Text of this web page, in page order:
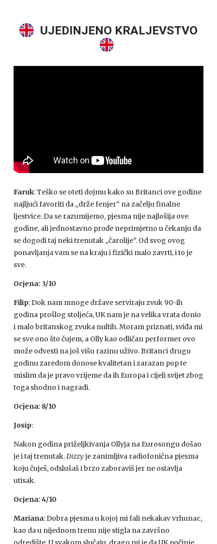
UJEDINJENO KRALJEVSTVO
Faruk: Teško se oteti dojmu kako su Britanci ove godine
najljući favoriti da „drže fenjer“ na začelju finalne
ljestvice. Da se razumijemo, pjesma nije najlošija ove
godine, ali jednostavno prođe neprimjetno u čekanju da
se dogodi taj neki trenutak „čarolije“. Od svog ovog
ponavljanja vam se na kraju i fizički malo zavrti, i to je
sve.
Ocjena: 3/10
Filip: Dok nam mnoge države serviraju zvuk 90-ih
godina prošlog stoljeća, UK nam je na velika vrata donio
i malo britanskog zvuka nultih. Moram priznati, sviđa mi
se sve ono što čujem, a Olly kao odličan performer ovo
može odvesti na još višu razinu uživo. Britanci drugu
godinu zaredom donose kvalitetan i zarazan pop te
mislim da je pravo vrijeme da ih Europa i cijeli svijet zbog
toga shodno i nagradi.
Ocjena: 8/10
Josip:
Nakon godina priželjkivanja Ollyja na Eurosongu došao
je i taj trenutak.Dizzyje zanimljiva radiofonična pjesma
koju čuješ, odslušaš i brzo zaboraviš jer ne ostavlja
utisak.
Ocjena: 4/10
Mariana: Dobra pjesma u kojoj mi fali nekakav vrhunac,
kao da u nijednom trenu nije stigla na završno